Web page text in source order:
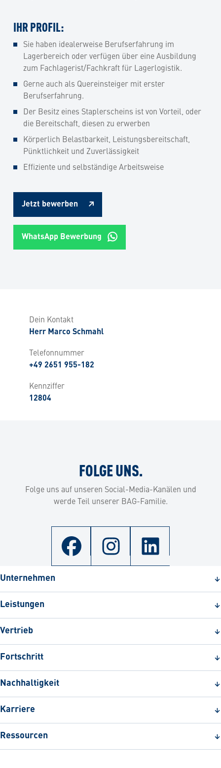
IHR PROFIL:
Sie haben idealerweise Berufserfahrung im
Lagerbereich oder verfügen über eine Ausbildung
zum Fachlagerist/Fachkraft für Lagerlogistik.
Gerne auch als Quereinsteiger mit erster
Berufserfahrung.
Der Besitz eines Staplerscheins ist von Vorteil, oder
die Bereitschaft, diesen zu erwerben
Körperlich Belastbarkeit, Leistungsbereitschaft,
Pünktlichkeit und Zuverlässigkeit
Effiziente und selbständige Arbeitsweise
Jetzt bewerben
WhatsApp Bewerbung
Dein Kontakt
Herr Marco Schmahl
Telefonnummer
+49 2651 955-182
Kennziffer
12804
FOLGE UNS.
Folge uns auf unseren Social-Media-Kanälen und
werde Teil unserer BAG-Familie.
Unternehmen
Leistungen
Vertrieb
Fortschritt
Nachhaltigkeit
Karriere
Ressourcen